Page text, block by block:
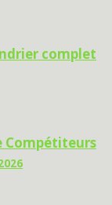
complet
Compétiteurs